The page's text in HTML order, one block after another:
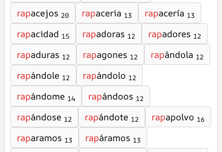
rapacejos 20 rapaceria 13 rapacería 13
rapacidad 15 rapadoras 12 rapadores 12
rapaduras 12 rapagones 12 rapándola 12
rapándole 12 rapándolo 12
rapándome 14 rapándoos 12
rapándose 12 rapándote 12 rapapolvo 16
raparamos 13 rapáramos 13